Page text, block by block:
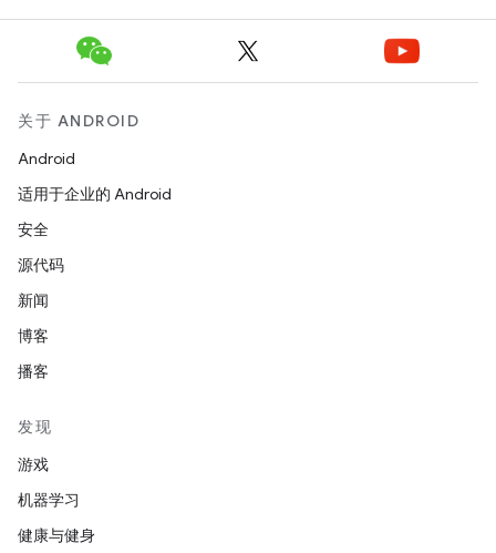
关于 ANDROID
Android
适用于企业的 Android
安全
源代码
新闻
博客
播客
发现
游戏
机器学习
健康与健身